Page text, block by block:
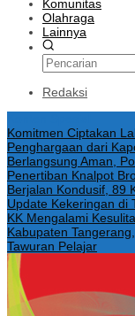
Komunitas
Olahraga
Lainnya
Redaksi
Komitmen Ciptakan
Penghargaan dari
Berlangsung Aman,
Penertiban Knalpot
Berjalan Kondusif, 89
Update Kekeringan di
KK Mengalami
Kabupaten
Tawuran Pelajar